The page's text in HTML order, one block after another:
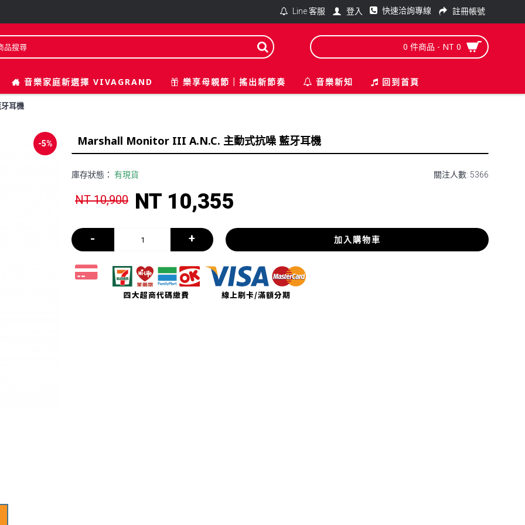
Line 客服 登入 快速洽詢專線 註冊帳號
0 件商品 - NT 0
音樂家庭新選擇 VIVAGRAND 樂享母親節｜搖出新節奏 音樂新知 回到首頁
耳機
-5% Marshall Monitor III A.N.C. 主動式抗噪 藍牙耳機
關注人數: 5366
庫存狀態： 有現貨
NT 10,900 NT 10,355
- + 加入購物車